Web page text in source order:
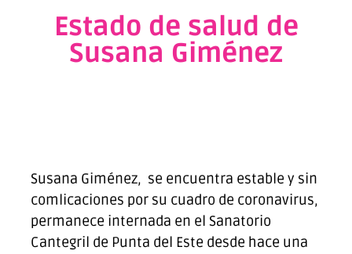
Estado de salud de
Susana Giménez
Susana Giménez, se encuentra estable y sin
comlicaciones por su cuadro de coronavirus,
permanece internada en el Sanatorio
Cantegril de Punta del Este desde hace una